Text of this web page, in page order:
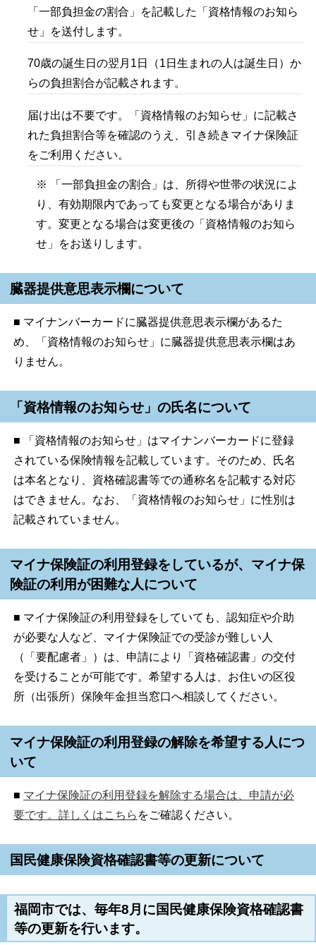
「一部負担金の割合」を記載した「資格情報のお知ら
せ」を送付します。
70歳の誕生日の翌月1日（1日生まれの人は誕生日）か
らの負担割合が記載されます。
届け出は不要です。「資格情報のお知らせ」に記載さ
れた負担割合等を確認のうえ、引き続きマイナ保険証
をご利用ください。
※ 「一部負担金の割合」は、所得や世帯の状況によ
り、有効期限内であっても変更となる場合がありま
す。変更となる場合は変更後の「資格情報のお知ら
せ」をお送りします。
臓器提供意思表示欄について
■ マイナンバーカードに臓器提供意思表示欄があるた
め、「資格情報のお知らせ」に臓器提供意思表示欄はあ
りません。
「資格情報のお知らせ」の氏名について
■ 「資格情報のお知らせ」はマイナンバーカードに登録
されている保険情報を記載しています。そのため、氏名
は本名となり、資格確認書等での通称名を記載する対応
はできません。なお、「資格情報のお知らせ」に性別は
記載されていません。
マイナ保険証の利用登録をしているが、マイナ保
険証の利用が困難な人について
■ マイナ保険証の利用登録をしていても、認知症や介助
が必要な人など、マイナ保険証での受診が難しい人
（「要配慮者」）は、申請により「資格確認書」の交付
を受けることが可能です。希望する人は、お住いの区役
所（出張所）保険年金担当窓口へ相談してください。
マイナ保険証の利用登録の解除を希望する人につ
いて
■ マイナ保険証の利用登録を解除する場合は、申請が必
要です。詳しくはこちら をご確認ください。
国民健康保険資格確認書等の更新について
福岡市では、毎年8月に国民健康保険資格確認書
等の更新を行います。